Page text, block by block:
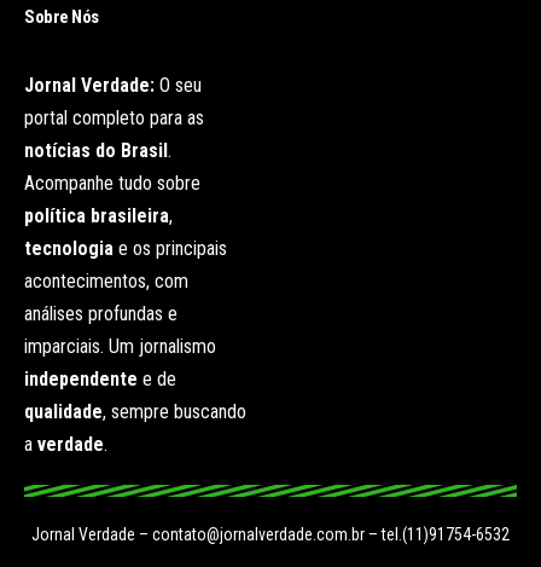
Sobre Nós
Jornal Verdade: O seu
portal completo para as
notícias do Brasil .
Acompanhe tudo sobre
política brasileira,
tecnologia e os principais
acontecimentos, com
análises profundas e
imparciais. Um jornalismo
independente e de
qualidade, sempre buscando
a verdade.
Jornal Verdade – contato@jornalverdade.com.br – tel.(11)91754-6532